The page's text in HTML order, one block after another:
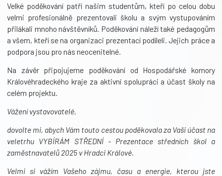
Velké poděkování patří našim studentům, kteří po celou dobu
velmi profesionálně prezentovali školu a svým vystupováním
přilákali mnoho návštěvníků. Poděkování náleží také pedagogům
a všem, kteří se na organizaci prezentací podíleli. Jejich práce a
podpora jsou pro nás neocenitelné.
Na závěr připojujeme poděkování od Hospodářské komory
Královéhradeckého kraje za aktivní spolupráci a účast školy na
celém projektu.
Vážení vystavovatelé,
dovolte mi, abych Vám touto cestou poděkovala za Vaši účast na
veletrhu VYBÍRÁM STŘEDNÍ - Prezentace středních škol a
zaměstnavatelů 2025 v Hradci Králové.
Velmi si vážím Vašeho zájmu, času a energie, kterou jste